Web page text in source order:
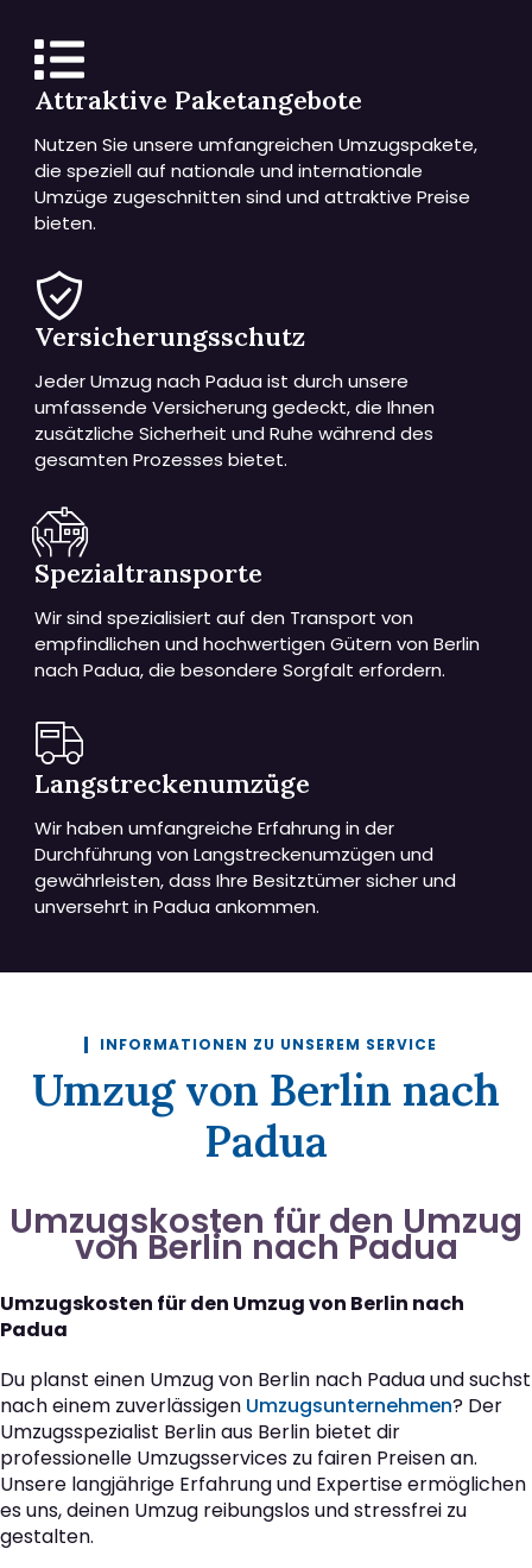
Attraktive Paketangebote
Nutzen Sie unsere umfangreichen Umzugspakete,
die speziell auf nationale und internationale
Umzüge zugeschnitten sind und attraktive Preise
bieten.
Versicherungsschutz
Jeder Umzug nach Padua ist durch unsere
umfassende Versicherung gedeckt, die Ihnen
zusätzliche Sicherheit und Ruhe während des
gesamten Prozesses bietet.
Spezialtransporte
Wir sind spezialisiert auf den Transport von
empfindlichen und hochwertigen Gütern von Berlin
nach Padua, die besondere Sorgfalt erfordern.
Langstreckenumzüge
Wir haben umfangreiche Erfahrung in der
Durchführung von Langstreckenumzügen und
gewährleisten, dass Ihre Besitztümer sicher und
unversehrt in Padua ankommen.
INFORMATIONEN ZU UNSEREM SERVICE
Umzug von Berlin nach
Padua
Umzugskosten für den Umzug
von Berlin nach Padua
Umzugskosten für den Umzug von Berlin nach
Padua
Du planst einen Umzug von Berlin nach Padua und suchst
nach einem zuverlässigen Umzugsunternehmen? Der
Umzugsspezialist Berlin aus Berlin bietet dir
professionelle Umzugsservices zu fairen Preisen an.
Unsere langjährige Erfahrung und Expertise ermöglichen
es uns, deinen Umzug reibungslos und stressfrei zu
gestalten.